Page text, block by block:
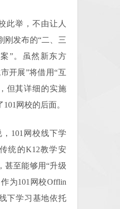
举，不由让人
刚发布的“二、三
”。虽然新东方
开展”将借用“互
但其详细的实施
网校的后面。
网校线下学
统的K12教学安
甚至能够用“升级
为101网校Offlin
下学习基地依托